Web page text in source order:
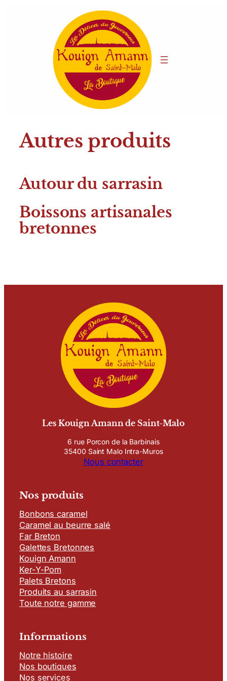
Autres produits
Autour du sarrasin
Boissons artisanales
bretonnes
Les Kouign Amann de Saint-Malo
6 rue Porcon de la Barbinais
35400 Saint Malo Intra-Muros
Nous contacter
Nos produits
Bonbons caramel
Caramel au beurre salé
Far Breton
Galettes Bretonnes
Kouign Amann
Ker-Y-Pom
Palets Bretons
Produits au sarrasin
Toute notre gamme
Informations
Notre histoire
Nos boutiques
Nos services